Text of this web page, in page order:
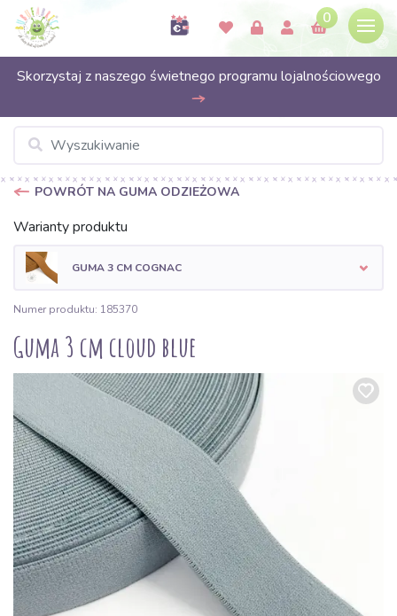
0
Skorzystaj z naszego świetnego programu lojalnościowego
POWRÓT NA GUMA ODZIEŻOWA
Warianty produktu
GUMA 3 CM COGNAC
Numer produktu: 185370
Guma 3 cm cloud blue